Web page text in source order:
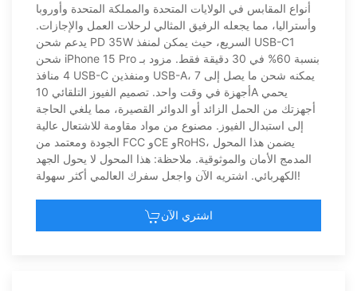
أنواع المقابس في الولايات المتحدة والمملكة المتحدة وأوروبا
وأستراليا، مما يجعله الرفيق المثالي لرحلات العمل والإجازات.
يدعم شحن PD 35W السريع، حيث يمكن لمنفذ USB-C1
شحن iPhone 15 Pro بنسبة 60% في 30 دقيقة فقط. مزود بـ
4 منافذ USB-C ومنفذين USB-A، يمكنه شحن ما يصل إلى 7
أجهزة في وقت واحد. تصميم الفيوز التلقائي 10A يحمي
أجهزتك من الحمل الزائد أو الدوائر القصيرة، مما يلغي الحاجة
إلى استبدال الفيوز. مصنوع من مواد مقاومة للاشتعال عالية
الجودة ومعتمد من FCC وCE وRoHS، يضمن هذا المحول
المدمج الأمان والموثوقية. ملاحظة: هذا المحول لا يحول الجهد
الكهربائي. اشتريه الآن واجعل سفرك العالمي أكثر سهولة!
اشتري الآن